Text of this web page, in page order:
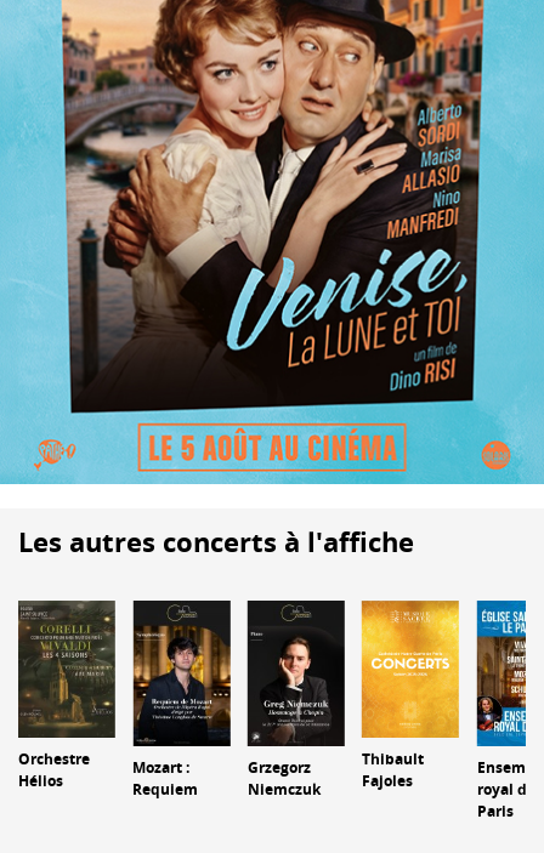
Les autres concerts à l'affiche
Orchestre
Hélios
Mozart :
Requiem
Grzegorz
Niemczuk
Thibault
Fajoles
royal de
Paris